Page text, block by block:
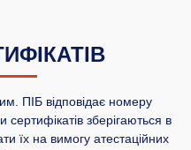
ПІБ відповідає номеру
зберігаються в
їх на вимогу атестаційних